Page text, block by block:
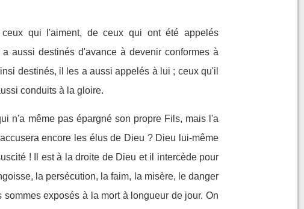
qui l'aiment, de ceux qui ont été appelés
aussi destinés d'avance à devenir conformes à
destinés, il les a aussi appelés à lui ; ceux qu'il
conduits à la gloire.
n'a même pas épargné son propre Fils, mais l'a
encore les élus de Dieu ? Dieu lui-même
! Il est à la droite de Dieu et il intercède pour
la persécution, la faim, la misère, le danger
exposés à la mort à longueur de jour. On